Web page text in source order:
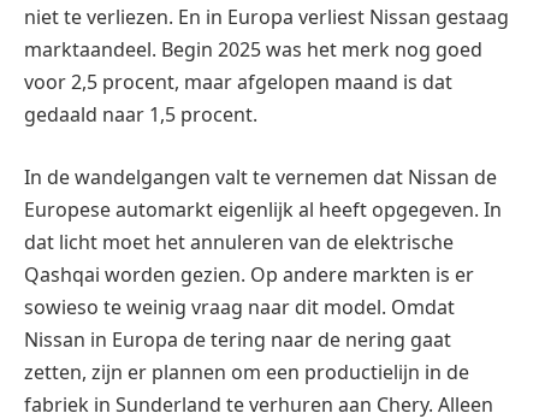
niet te verliezen. En in Europa verliest Nissan gestaag
marktaandeel. Begin 2025 was het merk nog goed
voor 2,5 procent, maar afgelopen maand is dat
gedaald naar 1,5 procent.
In de wandelgangen valt te vernemen dat Nissan de
Europese automarkt eigenlijk al heeft opgegeven. In
dat licht moet het annuleren van de elektrische
Qashqai worden gezien. Op andere markten is er
sowieso te weinig vraag naar dit model. Omdat
Nissan in Europa de tering naar de nering gaat
zetten, zijn er plannen om een productielijn in de
fabriek in Sunderland te verhuren aan Chery. Alleen